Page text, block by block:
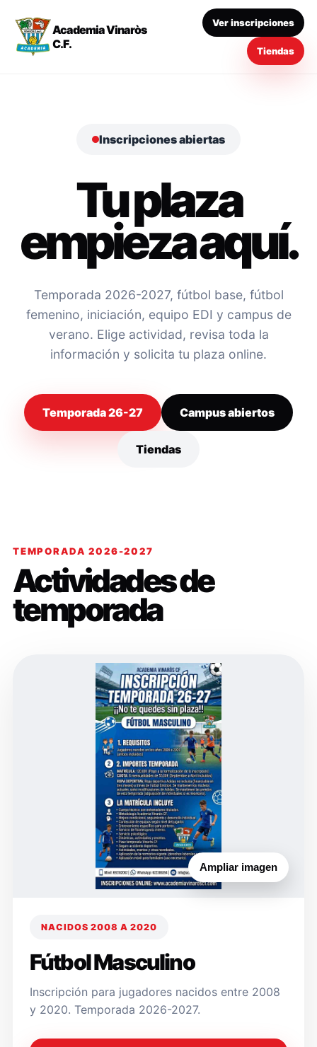
Academia Vinaròs
C.F.
Ver inscripciones
Tiendas
Inscripciones abiertas
Tu plaza
empieza aquí.
Temporada 2026-2027, fútbol base, fútbol
femenino, iniciación, equipo EDI y campus de
verano. Elige actividad, revisa toda la
información y solicita tu plaza online.
Temporada 26-27 Campus abiertos
Tiendas
TEMPORADA 2026-2027
Actividades de
temporada
Ampliar imagen
NACIDOS 2008 A 2020
Fútbol Masculino
Inscripción para jugadores nacidos entre 2008
y 2020. Temporada 2026-2027.